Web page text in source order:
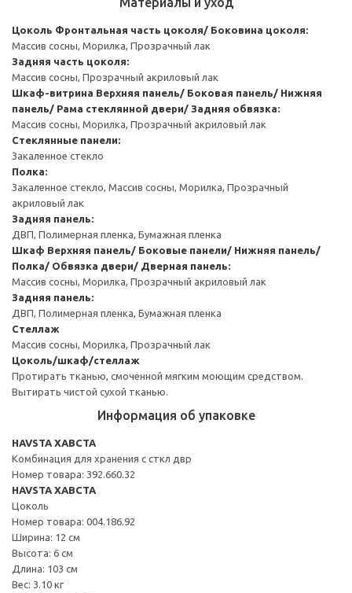
Цоколь Фронтальная часть цоколя/ Боковина цоколя:
Массив сосны, Морилка, Прозрачный лак
Задняя часть цоколя:
Массив сосны, Прозрачный акриловый лак
Шкаф-витрина Верхняя панель/ Боковая панель/ Нижняя
панель/ Рама стеклянной двери/ Задняя обвязка:
Массив сосны, Морилка, Прозрачный акриловый лак
Стеклянные панели:
Закаленное стекло
Полка:
Закаленное стекло, Массив сосны, Морилка, Прозрачный
акриловый лак
Задняя панель:
ДВП, Полимерная пленка, Бумажная пленка
Шкаф Верхняя панель/ Боковые панели/ Нижняя панель/
Полка/ Обвязка двери/ Дверная панель:
Массив сосны, Морилка, Прозрачный акриловый лак
Задняя панель:
ДВП, Полимерная пленка, Бумажная пленка
Стеллаж
Массив сосны, Морилка, Прозрачный лак
Цоколь/шкаф/стеллаж
Протирать тканью, смоченной мягким моющим средством.
Вытирать чистой сухой тканью.
Информация об упаковке
HAVSTA ХАВСТА
Комбинация для хранения с сткл двр
Номер товара: 392.660.32
HAVSTA ХАВСТА
Цоколь
Номер товара: 004.186.92
Ширина: 12 см
Высота: 6 см
Длина: 103 см
Вес: 3.10 кг